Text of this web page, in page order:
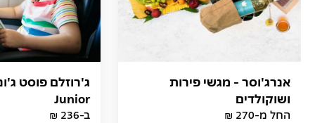
אנרג'וסר - מגשי פירות
ושוקולדים
החל מ-270 ₪
Junior
ב-236 ₪